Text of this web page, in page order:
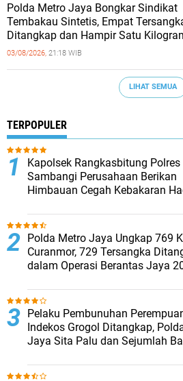
‎Polda Metro Jaya Bongkar Sindikat
Tembakau Sintetis, Empat
Ditangkap dan Hampir Satu
Barang Bukti Disita
03/08/2026, 21:18 WIB
LIHAT SEMUA
TERPOPULER
Kapolsek Rangkasbitung Polres
Sambangi Perusahaan Berikan
Himbauan Cegah Kebakaran
Polda Metro Jaya Ungkap 769
Curanmor, 729 Tersangka
dalam Operasi Berantas Jaya
Pelaku Pembunuhan
Indekos Grogol Ditangkap,
Jaya Sita Palu dan Sejumlah